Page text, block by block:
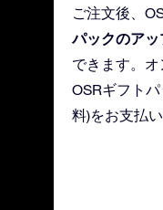
ご注文後、
パックのア
できます。
OSRギフト
料)をお支払